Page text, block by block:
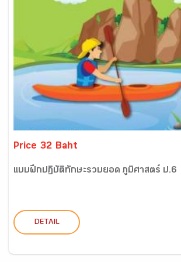
Price 32 Baht
แบบฝึกปฏิบัติทักษะรวบยอด ภูมิศาสตร์ ป.6
DETAIL